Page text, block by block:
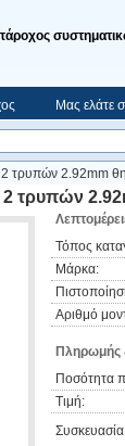
Μας ελάτε
2 τρυπών 2.92mm
τρυπών
Τόπος
Μάρκα:
Αριθμό
Πληρωμής
Ποσότητα
Τιμή:
Συσκευασία